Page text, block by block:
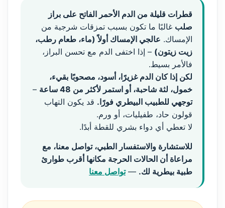
قطرات قليلة من الدم الأحمر الفاتح على براز
صلب غالبًا ما تكون بسبب تمزقات شرجية من
الإمساك. عالجي الإمساك أولاً (ماء، طعام رطب،
زيت زيتون) – إذا اختفى الدم مع تحسن البراز،
فالأمر بسيط.
لكن إذا كان الدم غزيرًا، أسود، مصحوبًا بقيء،
خمول، لثة شاحبة، أو استمر لأكثر من 48 ساعة
–
توجهي للطبيب البيطري فورًا. قد يكون التهاب
قولون حاد، طفيليات، أو ورم.
لا تعطي أي دواء بشري للقطة أبدًا.
للاستشارة والاستفسار الطبي، تواصل معنا، مع
مراعاة أن الحالات الحرجة مكانها أقرب طوارئ
طبية بيطرية لك. —تواصل معنا